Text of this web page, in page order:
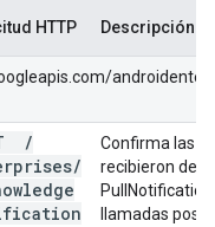
HTTP Descripción
/
/
Confirma las
recibieron de
llamadas